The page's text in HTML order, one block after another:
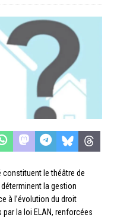
constituent le théâtre de
la gestion
à l’évolution du droit
la loi ELAN, renforcées